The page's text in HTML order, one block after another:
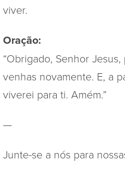
viver.
Oração:
“Obrigado, Senhor
venhas novamente. E, a
viverei para ti. Amém.”
—
Junte-se a nós para